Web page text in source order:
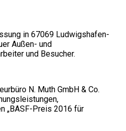
in 67069 Ludwigshafen-
Außen- und
und Besucher.
N. Muth GmbH & Co.
„BASF-Preis 2016 für